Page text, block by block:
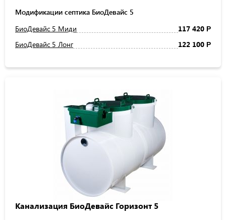
Модификации септика БиоДевайс 5
БиоДевайс 5 Миди
117 420 Р
БиоДевайс 5 Лонг 122 100 Р
Канализация БиоДевайс Горизонт 5